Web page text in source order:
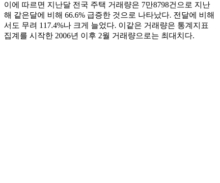
이에 따르면 지난달 전국 주택 거래량은 7만8798건으로 지난
해 같은달에 비해 66.6% 급증한 것으로 나타났다. 전달에 비해
서도 무려 117.4%나 크게 늘었다. 이같은 거래량은 통계지표
집계를 시작한 2006년 이후 2월 거래량으로는 최대치다.